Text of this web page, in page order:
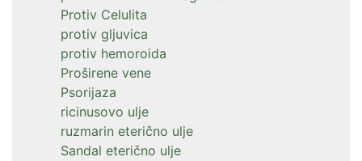
Protiv Celulita
protiv gljuvica
protiv hemoroida
Proširene vene
Psorijaza
ricinusovo ulje
ruzmarin eterično ulje
Sandal eterično ulje